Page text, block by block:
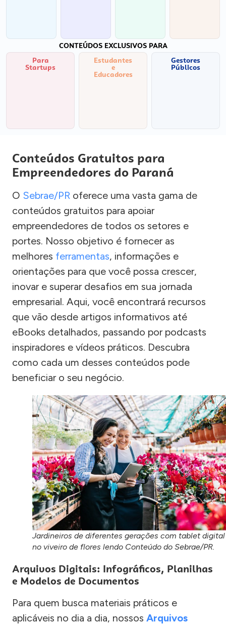
CONTEÚDOS EXCLUSIVOS PARA
Para
Startups
Estudantes
e
Educadores
Gestores
Públicos
Conteúdos Gratuitos para
Empreendedores do Paraná
O Sebrae/PR oferece uma vasta gama de
conteúdos gratuitos para apoiar
empreendedores de todos os setores e
portes. Nosso objetivo é fornecer as
melhores ferramentas, informações e
orientações para que você possa crescer,
inovar e superar desafios em sua jornada
empresarial. Aqui, você encontrará recursos
que vão desde artigos informativos até
eBooks detalhados, passando por podcasts
inspiradores e vídeos práticos. Descubra
como cada um desses conteúdos pode
beneficiar o seu negócio.
Jardineiros de diferentes gerações com tablet digital
no viveiro de flores lendo Conteúdo do Sebrae/PR.
Arquivos Digitais: Infográficos, Planilhas
e Modelos de Documentos
Para quem busca materiais práticos e
aplicáveis no dia a dia, nossos Arquivos